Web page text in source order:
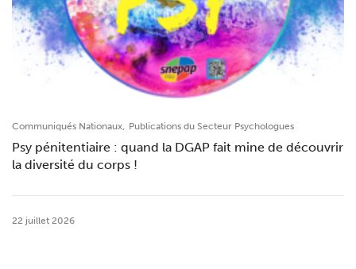
Communiqués Nationaux, Publications du Secteur Psychologues
Psy pénitentiaire : quand la DGAP fait mine de découvrir
la diversité du corps !
22 juillet 2026